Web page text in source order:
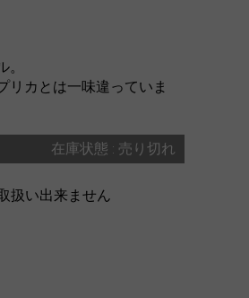
リカとは一味違っていま
在庫状態 : 売り切れ
扱い出来ません